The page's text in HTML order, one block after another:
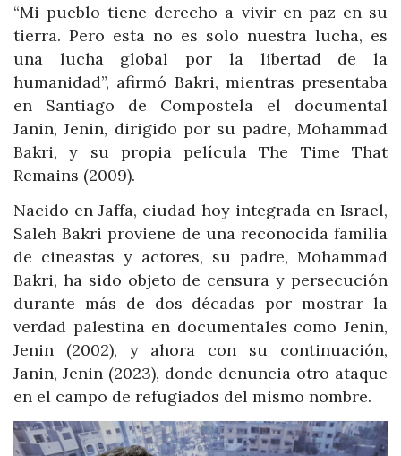
“Mi pueblo tiene derecho a vivir en paz en su
tierra. Pero esta no es solo nuestra lucha, es
una lucha global por la libertad de la
humanidad”, afirmó Bakri, mientras presentaba
en Santiago de Compostela el documental
Janin, Jenin, dirigido por su padre, Mohammad
Bakri, y su propia película The Time That
Remains (2009).
Nacido en Jaffa, ciudad hoy integrada en Israel,
Saleh Bakri proviene de una reconocida familia
de cineastas y actores, su padre, Mohammad
Bakri, ha sido objeto de censura y persecución
durante más de dos décadas por mostrar la
verdad palestina en documentales como Jenin,
Jenin (2002), y ahora con su continuación,
Janin, Jenin (2023), donde denuncia otro ataque
en el campo de refugiados del mismo nombre.